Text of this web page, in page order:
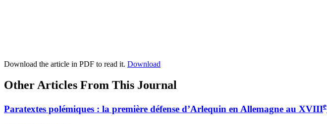
Download the article in PDF to read it. Download
Other Articles From This Journal
Paratextes polémiques : la première défense d’Arlequin en Allemagne au XVIIIe